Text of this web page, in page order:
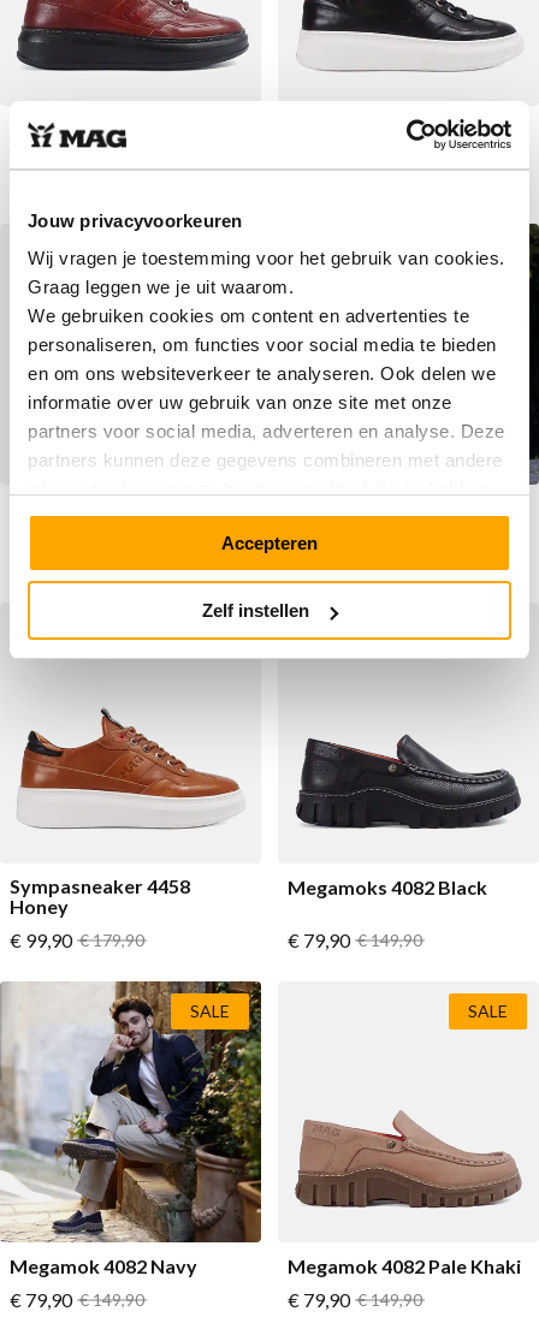
Jouw privacyvoorkeuren
Wij vragen je toestemming voor het gebruik van cookies.
Graag leggen we je uit waarom.
We gebruiken cookies om content en advertenties te
personaliseren, om functies voor social media te bieden
en om ons websiteverkeer te analyseren. Ook delen we
informatie over uw gebruik van onze site met onze
partners voor social media, adverteren en analyse. Deze
partners kunnen deze gegevens combineren met andere
verzameld op basis van uw gebruik van hun services.
Accepteren
Zelf instellen
Sympasneaker 4458
Double Malt
Sympasneaker 4458
SALE SALE
Sympasneaker 4458
Honey
Vanaf
€ 99,90 Normale prijs
€ 179,90
Megamoks 4082 Black
Vanaf
€ 79,90 Normale prijs
€ 149,90
SALE
Megamok 4082 Navy
Vanaf
€ 79,90 Normale prijs
€ 149,90
SALE
Megamok 4082 Pale Khaki
Vanaf
€ 79,90 Normale prijs
€ 149,90
SALE